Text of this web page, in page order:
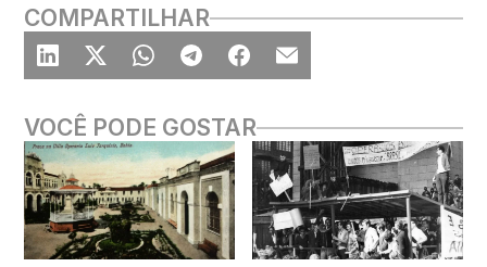
COMPARTILHAR
VOCÊ PODE GOSTAR